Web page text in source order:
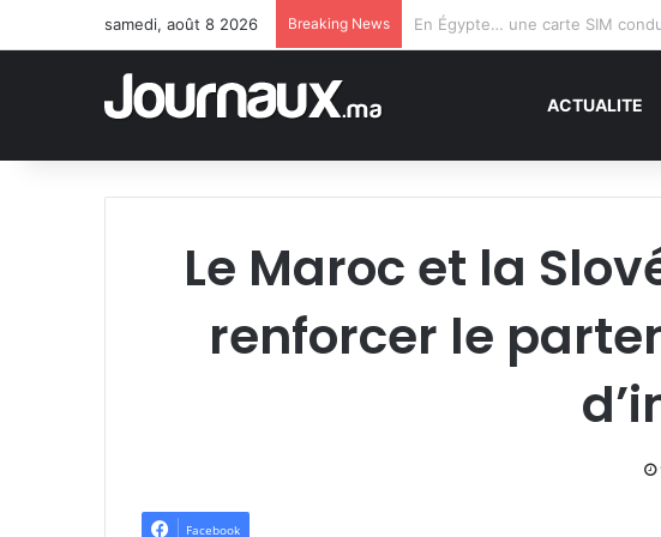
samedi, août 8 2026 Breaking News
ACTUALITE
Le Maroc et la
renforcer le
Facebook